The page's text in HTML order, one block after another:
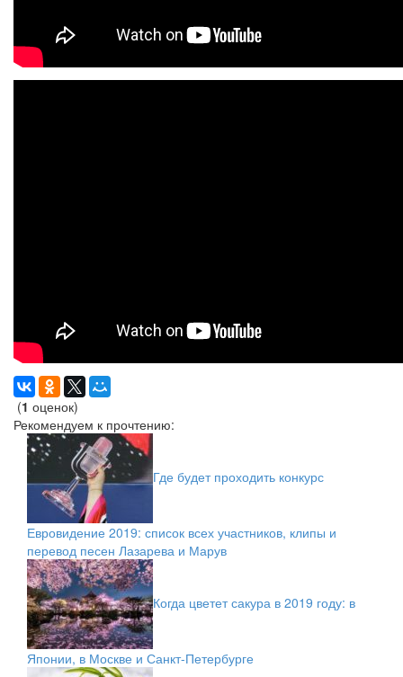
(1 оценок)
Рекомендуем к прочтению:
Где будет проходить конкурс
Евровидение 2019: список всех участников, клипы и
перевод песен Лазарева и Марув
Когда цветет сакура в 2019 году: в
Японии, в Москве и Санкт-Петербурге